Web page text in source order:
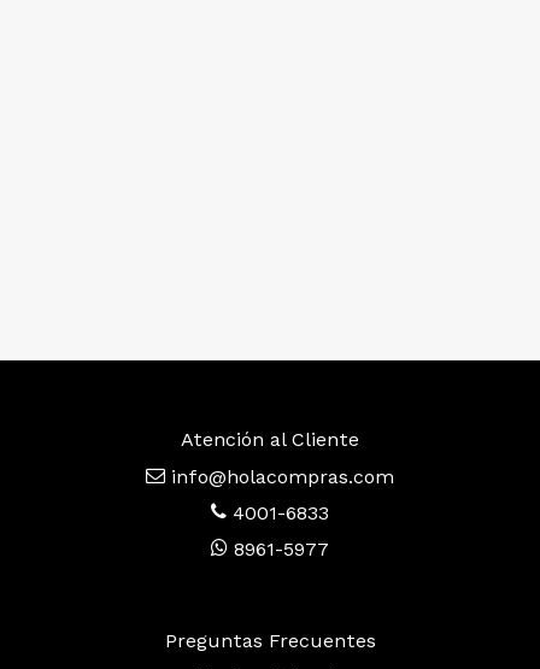
Atención al Cliente
info@holacompras.com
4001-6833
8961-5977
Preguntas Frecuentes